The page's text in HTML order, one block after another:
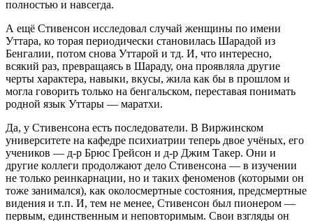
полностью и навсегда.
А ещё Стивенсон исследовал случай женщины по имени
Уттара, ко торая периодически становилась Шарадой из
Бенгалии, потом снова Уттарой и тд. И, что интересно,
всякий раз, превращаясь в Шараду, она проявляла другие
черты характера, навыки, вкусы, жила как бы в прошлом и
могла говорить только на бенгальском, переставая понимать
родной язык Уттары — маратхи.
Да, у Стивенсона есть последователи. В Виржинском
университете на кафедре психиатрии теперь двое учёных, его
учеников — д-р Брюс Грейсон и д-р Джим Такер. Они и
другие коллеги продолжают дело Стивенсона — в изучении
не только реинкарнации, но и таких феноменов (которыми он
тоже занимался), как околосмертные состояния, предсмертные
видения и т.п. И, тем не менее, Стивенсон был пионером —
первым, единственным и неповторимым. Свои взгляды он